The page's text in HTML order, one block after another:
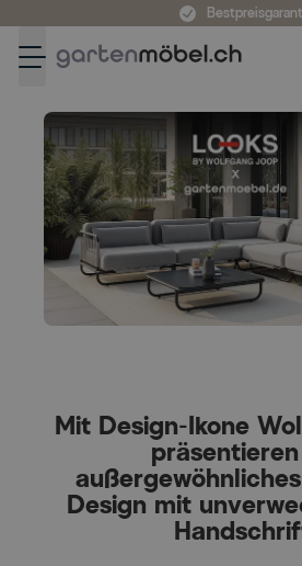
LOOKS by
Mit Design-Ikone
Design mit